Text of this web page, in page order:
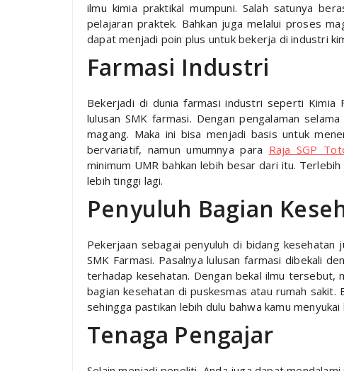
ilmu kimia praktikal mumpuni. Salah satunya
pelajaran praktek. Bahkan juga melalui proses
dapat menjadi poin plus untuk bekerja di industri
Farmasi Industri
Bekerjadi di dunia farmasi industri seperti Kimia
lulusan SMK farmasi. Dengan pengalaman
magang. Maka ini bisa menjadi basis untuk
bervariatif, namun umumnya para Raja SGP
minimum UMR bahkan lebih besar dari itu.
lebih tinggi lagi.
Penyuluh Bagian
Pekerjaan sebagai penyuluh di bidang
SMK Farmasi. Pasalnya lulusan farmasi dibekali
terhadap kesehatan. Dengan bekal ilmu tersebut,
bagian kesehatan di puskesmas atau rumah
sehingga pastikan lebih dulu bahwa kamu
Tenaga Pengajar